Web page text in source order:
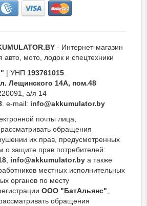
- Интернет-магазин
авто, мото, лодок и спецтехники
| УНП 193761015.
Лещинского 14А, пом.48
а/я 14
. e-mail: info@akkumulator.by
почты лица,
обращения
их прав, предусмотренных
о защите прав потребителей:
, info@akkumulator.by а также
местных исполнительных
органов по месту
ООО "БатАльянс",
обращения